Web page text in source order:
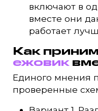
включают в
вместе они
работает
Как
ежовик
Единого мнения
проверенные